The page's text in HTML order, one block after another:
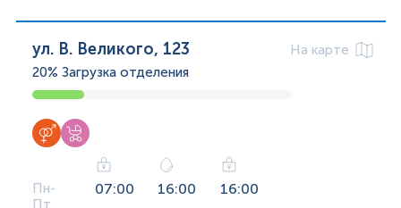
ул. В. Великого, 123
На карте
20% Загрузка отделения
Пн-
Пт
07:00 16:00 16:00